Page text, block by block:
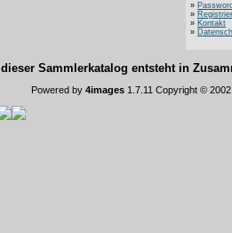
»
»
» Kontakt
»
dieser Sammlerkatalog entsteht in
Powered by 4images 1.7.11 Copyright ©